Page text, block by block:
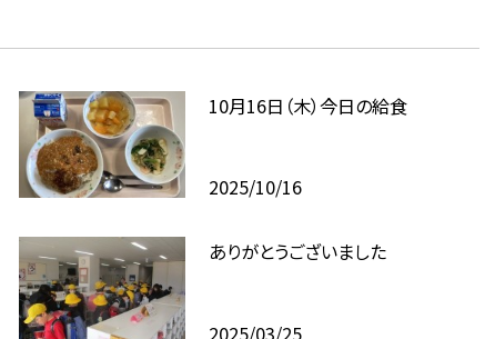
10月16日（木）今日の給食
2025/10/16
ありがとうございました
2025/03/25